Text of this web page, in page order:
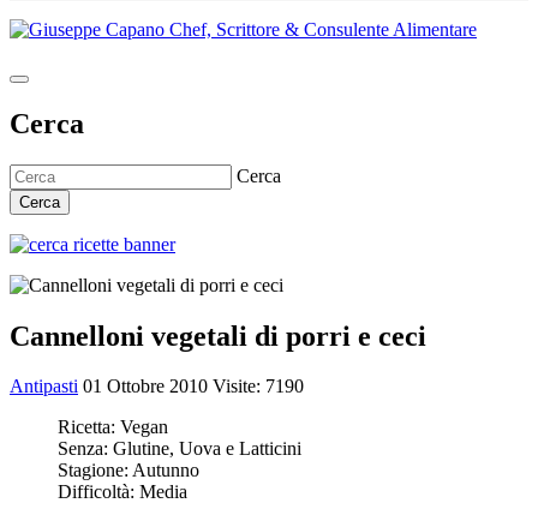
Cerca
Cerca
Cerca
Cannelloni vegetali di porri e ceci
Antipasti 01 Ottobre 2010 Visite: 7190
Ricetta: Vegan
Senza: Glutine, Uova e Latticini
Stagione: Autunno
Difficoltà: Media